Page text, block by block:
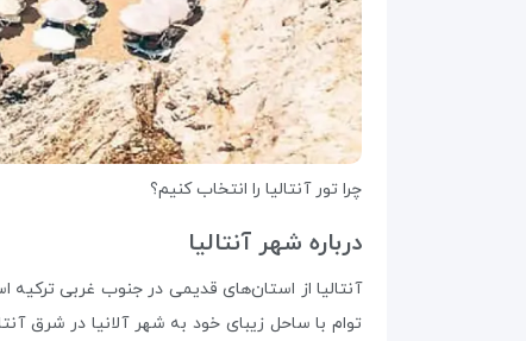
چرا تور آنتالیا را انتخاب کنیم؟
درباره شهر آنتالیا
توام با ساحل زیبای خود به شهر آلانیا در شرق